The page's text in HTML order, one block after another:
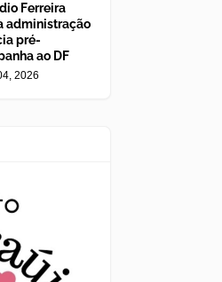
Ferreira
administração
pré-
ao DF
2026